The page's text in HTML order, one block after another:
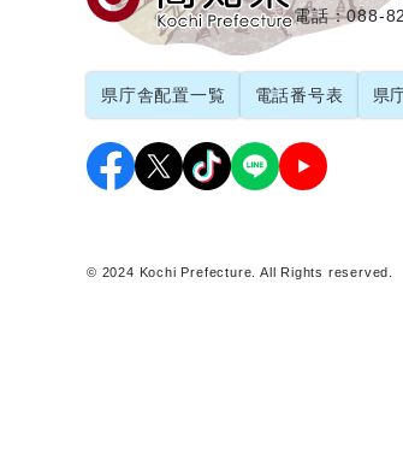
電話：088-
県庁舎配置一覧 電話番号表 県
© 2024 Kochi Prefecture. All Rights reserved.